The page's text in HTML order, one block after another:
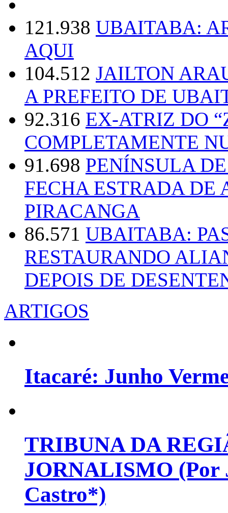
121.938 UBAITABA:
AQUI
104.512 JAILTON
A PREFEITO DE
92.316 EX-ATRIZ DO
COMPLETAMENTE
91.698 PENÍNSULA
FECHA ESTRADA DE
PIRACANGA
86.571 UBAITABA:
RESTAURANDO
DEPOIS DE
ARTIGOS
Itacaré: Junho
TRIBUNA DA
JORNALISMO (Por
Castro*)